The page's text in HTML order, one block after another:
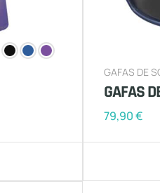
GAFAS DE
GAFAS
79,90€